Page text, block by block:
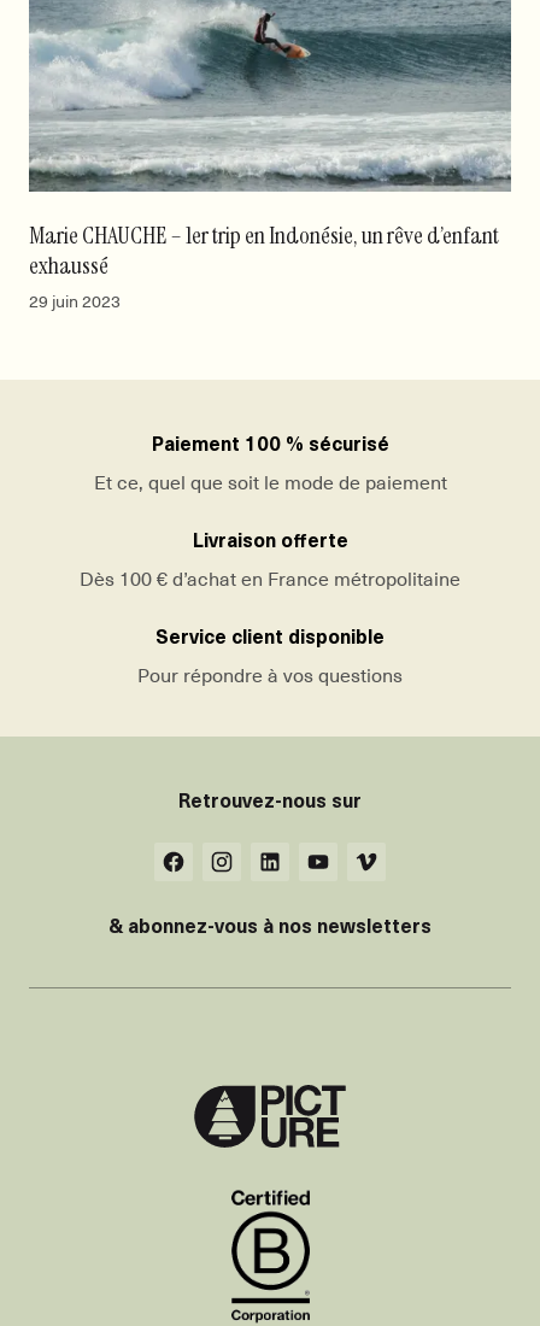
Marie CHAUCHE – 1er trip en Indonésie, un rêve d’enfant
exhaussé
29 juin 2023
Paiement 100 % sécurisé
Et ce, quel que soit le mode de paiement
Livraison offerte
Dès 100 € d’achat en France métropolitaine
Service client disponible
Pour répondre à vos questions
Retrouvez-nous sur
& abonnez-vous à nos newsletters